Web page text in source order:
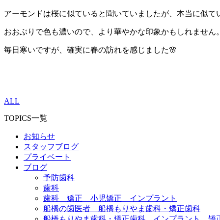
アーモンドは桜に似ていると聞いていましたが、本当に似て
おおぶりで色も濃いので、より華やかな印象かもしれません。
毎日寒いですが、確実に春の訪れを感じました🌸
ALL
TOPICS一覧
お知らせ
スタッフブログ
プライベート
ブログ
予防歯科
歯科
歯科 矯正 小児矯正 インプラント
船橋の歯医者 船橋もりやま歯科・矯正歯科